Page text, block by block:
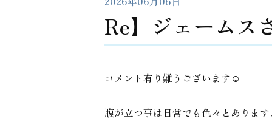
Re】ジェームス
コメント有り難うございます☺
腹が立つ事は日常でも色々とありま